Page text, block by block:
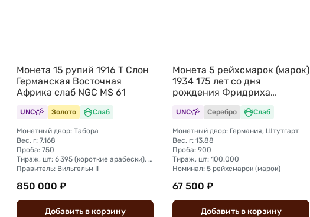
Монета 15 рупий 1916 T Слон
Германская Восточная
Африка слаб NGC MS 61
UNC Золото Слаб
Монетный двор: Табора
Вес, г: 7.168
Проба: 750
Тираж, шт: 6 395 (короткие арабески), общий тираж 16198
Правитель: Вильгельм II
850 000 ₽
Добавить вкорзину
Монета 5 рейхсмарок (марок)
1934 175 лет со дня
рождения Фридриха
Шиллера Германия слаб ННР
MS 63
UNC Серебро Слаб
Монетный двор: Германия, Штутгарт
Вес, г: 13,88
Проба: 900
Тираж, шт: 100.000
Номинал: 5 рейхсмарок (марок)
67 500 ₽
Добавить вкорзину